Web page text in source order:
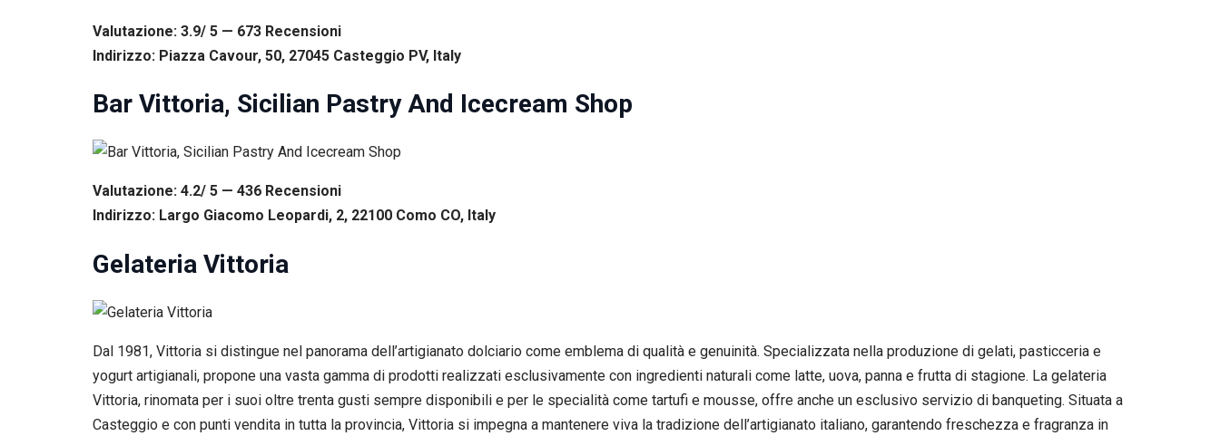
Valutazione: 3.9/ 5 — 673 Recensioni
Indirizzo: Piazza Cavour, 50, 27045 Casteggio PV, Italy
Bar Vittoria, Sicilian Pastry And Icecream Shop
Valutazione: 4.2/ 5 — 436 Recensioni
Indirizzo: Largo Giacomo Leopardi, 2, 22100 Como CO, Italy
Gelateria Vittoria
Dal 1981, Vittoria si distingue nel panorama dell’artigianato dolciario come emblema di qualità e genuinità. Specializzata nella produzione di gelati, pasticceria e
yogurt artigianali, propone una vasta gamma di prodotti realizzati esclusivamente con ingredienti naturali come latte, uova, panna e frutta di stagione. La gelateria
Vittoria, rinomata per i suoi oltre trenta gusti sempre disponibili e per le specialità come tartufi e mousse, offre anche un esclusivo servizio di banqueting. Situata a
Casteggio e con punti vendita in tutta la provincia, Vittoria si impegna a mantenere viva la tradizione dell’artigianato italiano, garantendo freschezza e fragranza in